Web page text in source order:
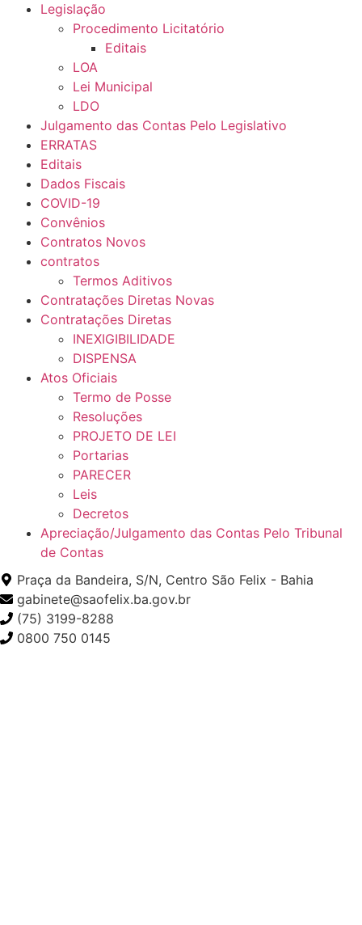
Legislação
Procedimento Licitatório
Editais
LOA
Lei Municipal
LDO
Julgamento das Contas Pelo Legislativo
ERRATAS
Editais
Dados Fiscais
COVID-19
Convênios
Contratos Novos
contratos
Termos Aditivos
Contratações Diretas Novas
Contratações Diretas
INEXIGIBILIDADE
DISPENSA
Atos Oficiais
Termo de Posse
Resoluções
PROJETO DE LEI
Portarias
PARECER
Leis
Decretos
Apreciação/Julgamento das Contas Pelo Tribunal
de Contas
Praça da Bandeira, S/N, Centro São Felix - Bahia
gabinete@saofelix.ba.gov.br
(75) 3199-8288
0800 750 0145